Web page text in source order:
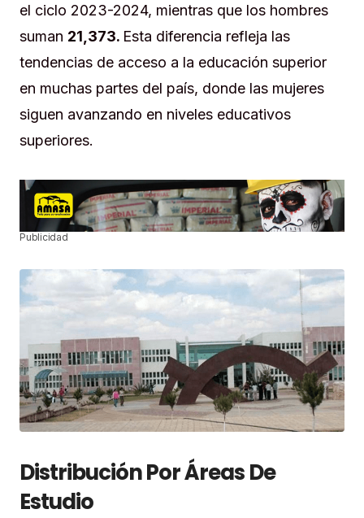
el ciclo 2023-2024, mientras que los hombres
suman 21,373. Esta diferencia refleja las
tendencias de acceso a la educación superior
en muchas partes del país, donde las mujeres
siguen avanzando en niveles educativos
superiores.
Publicidad
Distribución Por Áreas De
Estudio